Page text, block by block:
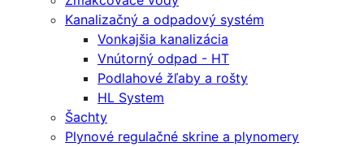
Kanalizačný a odpadový systém
Vonkajšia kanalizácia
Vnútorný odpad - HT
Podlahové žľaby a rošty
HL System
Šachty
Plynové regulačné skrine a plynomery